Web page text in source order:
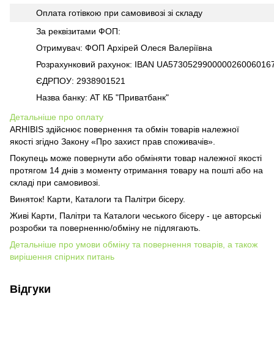
Оплата готівкою при самовивозі зі складу
За реквізитами ФОП:
Отримувач: ФОП Архірей Олеся Валеріївна
Розрахунковий рахунок: IBAN
ЄДРПОУ: 2938901521
Назва банку: АТ КБ "Приватбанк"
Детальніше про оплату
ARHIBIS здійснює повернення та обмін товарів належної
якості згідно Закону «Про захист прав споживачів».
Покупець може повернути або обміняти товар належної якості
протягом 14 днів з моменту отримання товару на пошті або на
складі при самовивозі.
Виняток! Карти, Каталоги та Палітри бісеру.
Живі Карти, Палітри та Каталоги чеського бісеру - це авторські
розробки та поверненню/обміну не підлягають.
Детальніше про умови обміну та повернення товарів, а також
вирішення спірних питань
Відгуки